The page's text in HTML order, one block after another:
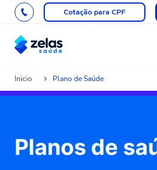
Cotação para CPF
Inicio Plano de Saúde
Planos de